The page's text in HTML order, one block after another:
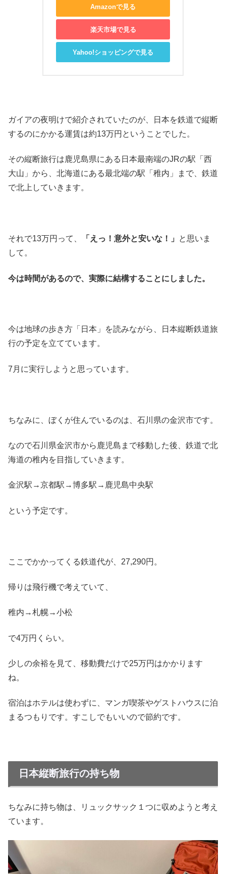
Amazonで見る
楽天市場で見る
Yahoo!ショッピングで見る
ガイアの夜明けで紹介されていたのが、日本を鉄道で縦断
するのにかかる運賃は約13万円ということでした。
その縦断旅行は鹿児島県にある日本最南端のJRの駅「西
大山」から、北海道にある最北端の駅「稚内」まで、鉄道
で北上していきます。
それで13万円って、 「えっ！意外と安いな！」
と思いま
して。
今は時間があるので、実際に結構することにしました。
今は地球の歩き方「日本」を読みながら、日本縦断鉄道旅
行の予定を立てています。
7月に実行しようと思っています。
ちなみに、ぼくが住んでいるのは、石川県の金沢市です。
なので石川県金沢市から鹿児島まで移動した後、鉄道で北
海道の稚内を目指していきます。
金沢駅→京都駅→博多駅→鹿児島中央駅
という予定です。
ここでかかってくる鉄道代が、27,290円。
帰りは飛行機で考えていて、
稚内→札幌→小松
で4万円くらい。
少しの余裕を見て、移動費だけで25万円はかかります
ね。
宿泊はホテルは使わずに、マンガ喫茶やゲストハウスに泊
まるつもりです。すこしでもいいので節約です。
日本縦断旅行の持ち物
ちなみに持ち物は、リュックサック１つに収めようと考え
ています。